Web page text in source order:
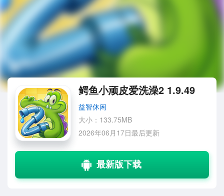
鳄鱼小顽皮爱洗澡2 1.9.49
益智休闲
大小：133.75MB
2026年06月17日最后更新